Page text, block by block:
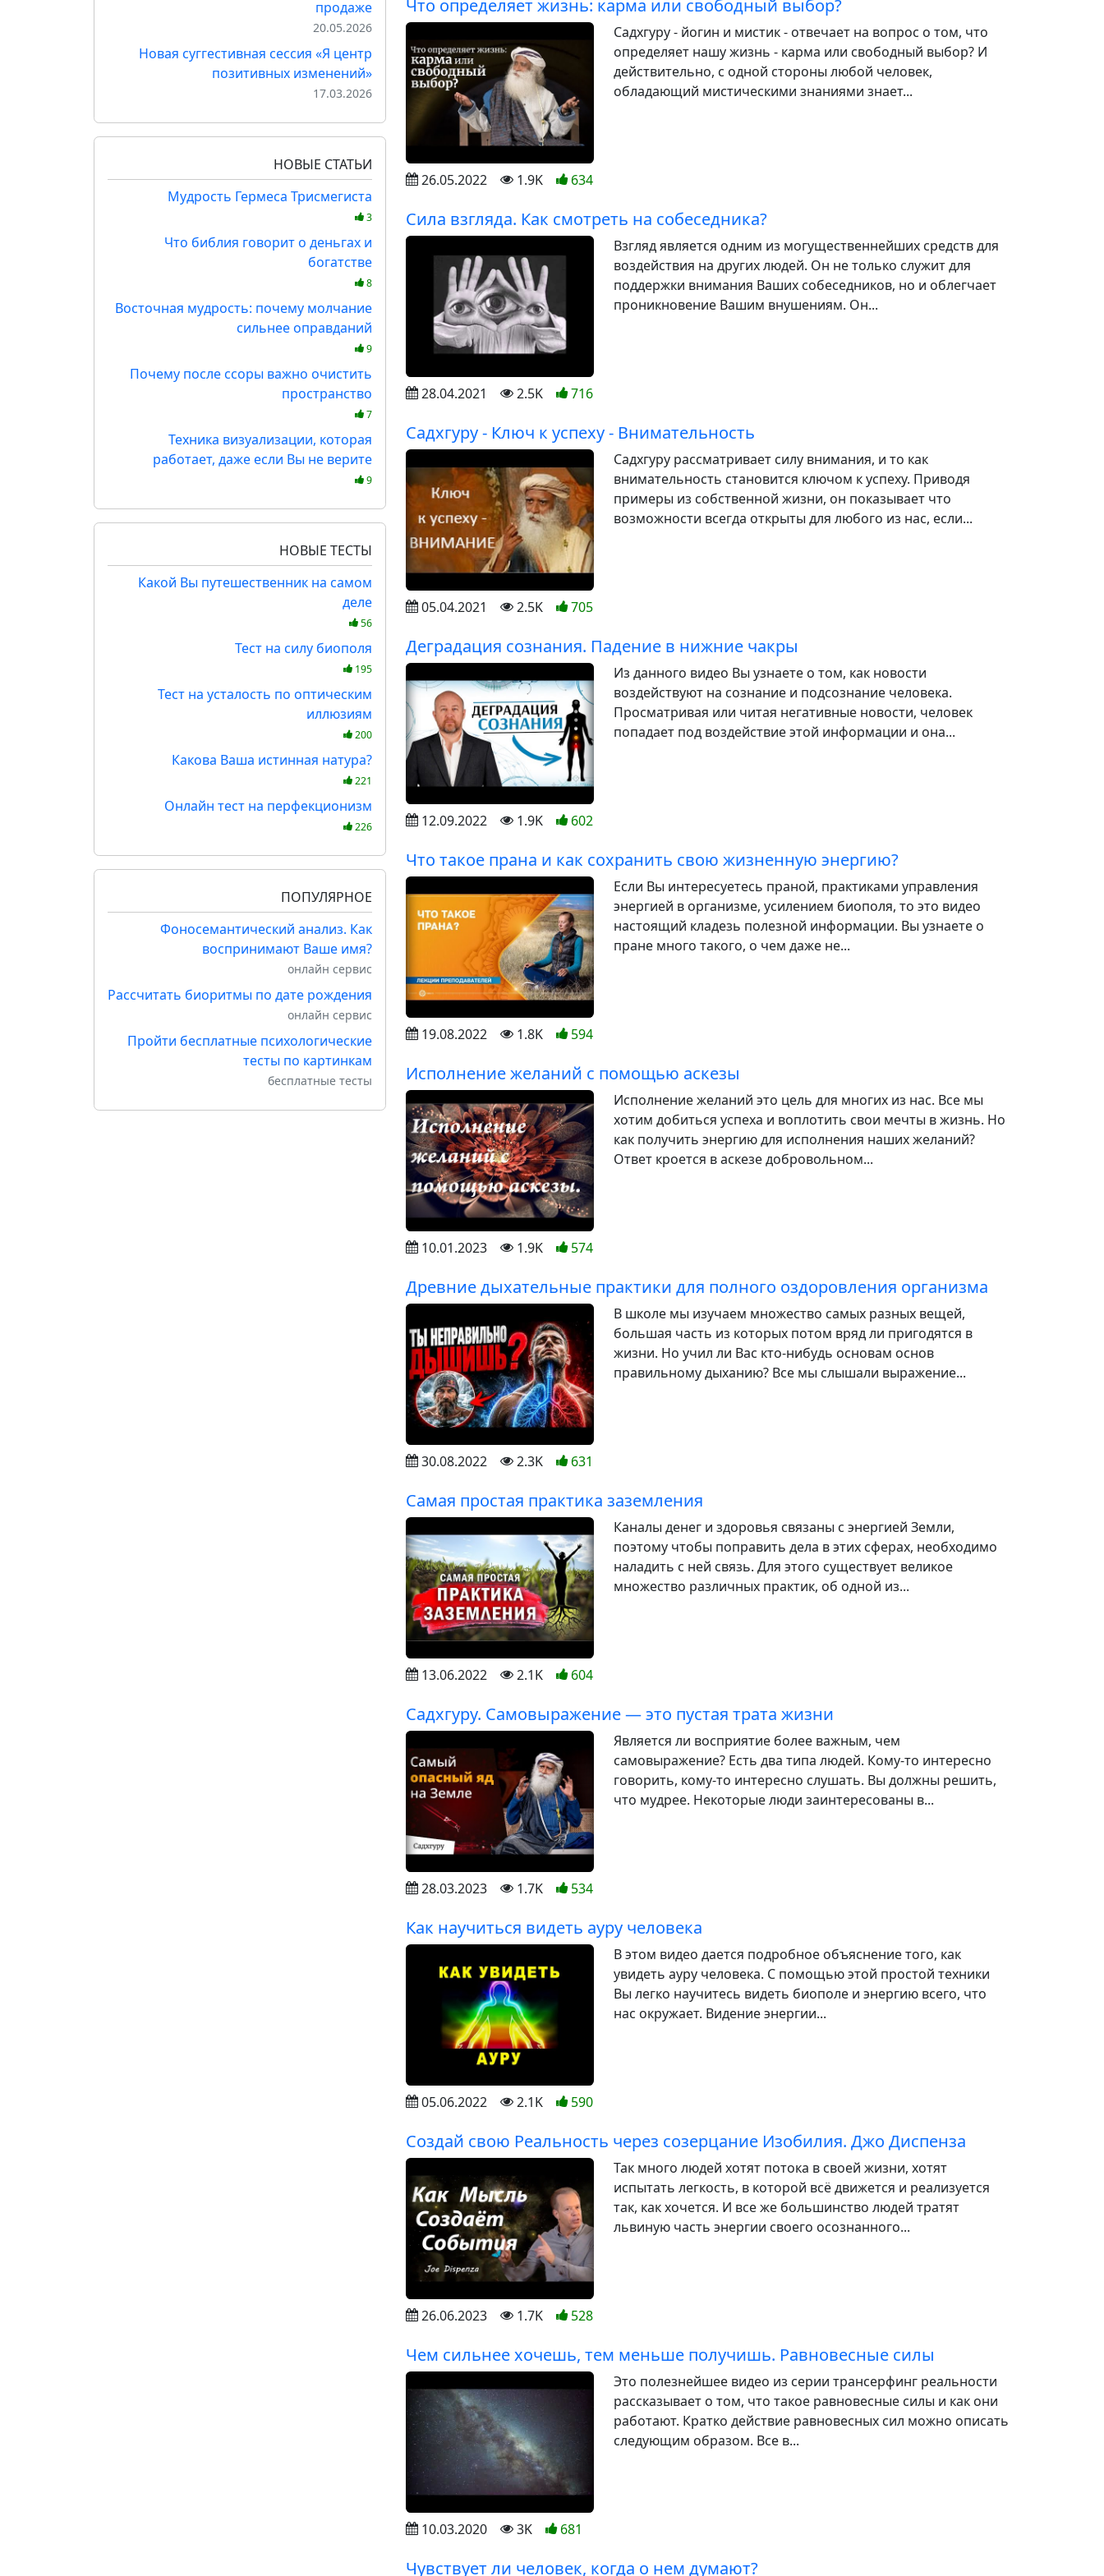
продаже
20.05.2026
Новая суггестивная сессия «Я центр
позитивных изменений»
17.03.2026
НОВЫЕ СТАТЬИ
Мудрость Гермеса Трисмегиста
3
Что библия говорит о деньгах и
богатстве
8
Восточная мудрость: почему молчание
сильнее оправданий
9
Почему после ссоры важно очистить
пространство
7
Техника визуализации, которая
работает, даже если Вы не верите
9
НОВЫЕ ТЕСТЫ
Какой Вы путешественник на самом
деле
56
Тест на силу биополя
195
Тест на усталость по оптическим
иллюзиям
200
Какова Ваша истинная натура?
221
Онлайн тест на перфекционизм
226
ПОПУЛЯРНОЕ
Фоносемантический анализ. Как
воспринимают Ваше имя?
онлайн сервис
Рассчитать биоритмы по дате рождения
онлайн сервис
Пройти бесплатные психологические
тесты по картинкам
бесплатные тесты
Что определяет жизнь: карма или свободный выбор?
Садхгуру - йогин и мистик - отвечает на вопрос о том, что
определяет нашу жизнь - карма или свободный выбор? И
действительно, с одной стороны любой человек,
обладающий мистическими знаниями знает...
26.05.2022 1.9K 634
Сила взгляда. Как смотреть на собеседника?
Взгляд является одним из могущественнейших средств для
воздействия на других людей. Он не только служит для
поддержки внимания Ваших собеседников, но и облегчает
проникновение Вашим внушениям. Он...
28.04.2021 2.5K 716
Садхгуру - Ключ к успеху - Внимательность
Садхгуру рассматривает силу внимания, и то как
внимательность становится ключом к успеху. Приводя
примеры из собственной жизни, он показывает что
возможности всегда открыты для любого из нас, если...
05.04.2021 2.5K 705
Деградация сознания. Падение в нижние чакры
Из данного видео Вы узнаете о том, как новости
воздействуют на сознание и подсознание человека.
Просматривая или читая негативные новости, человек
попадает под воздействие этой информации и она...
12.09.2022 1.9K 602
Что такое прана и как сохранить свою жизненную энергию?
Если Вы интересуетесь праной, практиками управления
энергией в организме, усилением биополя, то это видео
настоящий кладезь полезной информации. Вы узнаете о
пране много такого, о чем даже не...
19.08.2022 1.8K 594
Исполнение желаний с помощью аскезы
Исполнение желаний это цель для многих из нас. Все мы
хотим добиться успеха и воплотить свои мечты в жизнь. Но
как получить энергию для исполнения наших желаний?
Ответ кроется в аскезе добровольном...
10.01.2023 1.9K 574
Древние дыхательные практики для полного оздоровления организма
В школе мы изучаем множество самых разных вещей,
большая часть из которых потом вряд ли пригодятся в
жизни. Но учил ли Вас кто-нибудь основам основ
правильному дыханию? Все мы слышали выражение...
30.08.2022 2.3K 631
Самая простая практика заземления
Каналы денег и здоровья связаны с энергией Земли,
поэтому чтобы поправить дела в этих сферах, необходимо
наладить с ней связь. Для этого существует великое
множество различных практик, об одной из...
13.06.2022 2.1K 604
Садхгуру. Самовыражение — это пустая трата жизни
Является ли восприятие более важным, чем
самовыражение? Есть два типа людей. Кому-то интересно
говорить, кому-то интересно слушать. Вы должны решить,
что мудрее. Некоторые люди заинтересованы в...
28.03.2023 1.7K 534
Как научиться видеть ауру человека
В этом видео дается подробное объяснение того, как
увидеть ауру человека. С помощью этой простой техники
Вы легко научитесь видеть биополе и энергию всего, что
нас окружает. Видение энергии...
05.06.2022 2.1K 590
Создай свою Реальность через созерцание Изобилия. Джо Диспенза
Так много людей хотят потока в своей жизни, хотят
испытать легкость, в которой всё движется и реализуется
так, как хочется. И все же большинство людей тратят
львиную часть энергии своего осознанного...
26.06.2023 1.7K 528
Чем сильнее хочешь, тем меньше получишь. Равновесные силы
Это полезнейшее видео из серии трансерфинг реальности
рассказывает о том, что такое равновесные силы и как они
работают. Кратко действие равновесных сил можно описать
следующим образом. Все в...
10.03.2020 3K 681
Чувствует ли человек, когда о нем думают?